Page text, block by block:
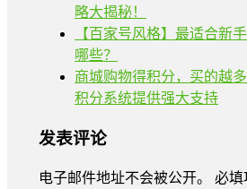
略大揭秘！
【百家号风格】最适合新
哪些？
商城购物得积分，买的越
积分系统提供强大支持
发表评论
电子邮件地址不会被公开。 必填